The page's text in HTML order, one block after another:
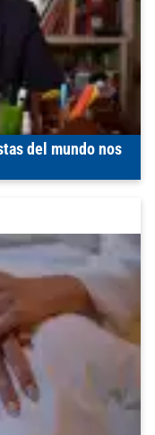
del mundo nos